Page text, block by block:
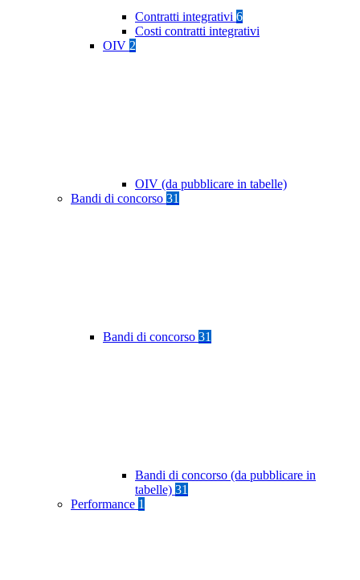
Contratti integrativi 6
Costi contratti integrativi
OIV 2
OIV (da pubblicare in tabelle)
Bandi di concorso 31
Bandi di concorso 31
Bandi di concorso (da pubblicare in
tabelle) 31
Performance 1